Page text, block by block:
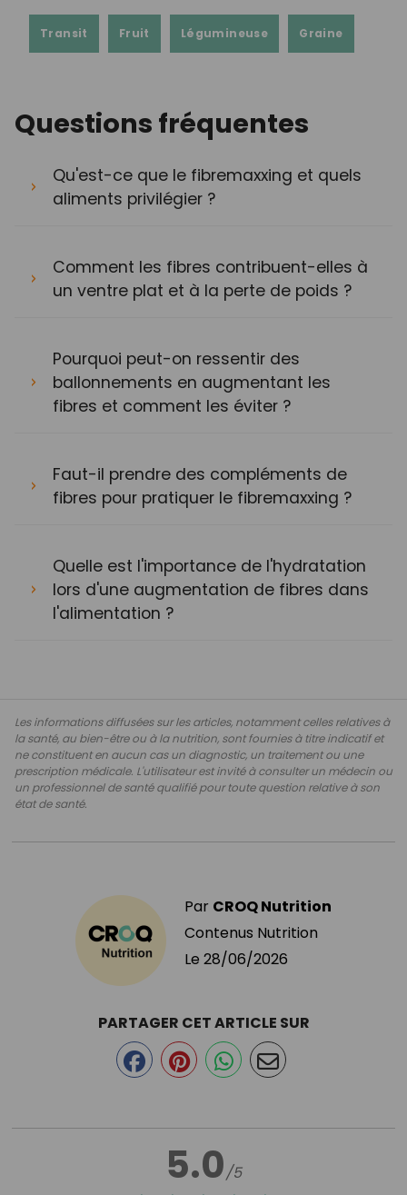
Transit Fruit Légumineuse Graine
Questions fréquentes
Qu'est-ce que le fibremaxxing et quels
aliments privilégier ?
Comment les fibres contribuent-elles à
un ventre plat et à la perte de poids ?
Pourquoi peut-on ressentir des
ballonnements en augmentant les
fibres et comment les éviter ?
Faut-il prendre des compléments de
fibres pour pratiquer le fibremaxxing ?
Quelle est l'importance de l'hydratation
lors d'une augmentation de fibres dans
l'alimentation ?
Les informations diffusées sur les articles, notamment celles relatives à
la santé, au bien-être ou à la nutrition, sont fournies à titre indicatif et
ne constituent en aucun cas un diagnostic, un traitement ou une
prescription médicale. L'utilisateur est invité à consulter un médecin ou
un professionnel de santé qualifié pour toute question relative à son
état de santé.
Par CROQ Nutrition
Contenus Nutrition
Le 28/06/2026
5.0/5
PARTAGER CET ARTICLE SUR